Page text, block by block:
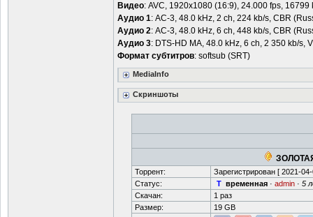
Видео: AVC, 1920x1080 (16:9), 24.000 fps,
Аудио 1: AC-3, 48.0 kHz, 2 ch, 224 kb/s, CBR
Аудио 2: AC-3, 48.0 kHz, 6 ch, 448 kb/s, CBR
Аудио 3: DTS-HD MA, 48.0 kHz, 6 ch, 2 350 kb/s,
Формат субтитров: softsub (SRT)
MediaInfo
Скриншоты
Торрент: Зарегистрирован [ 2021-
Статус:
T временная · admin · 5
Скачан:
1 раз
Размер:
19 GB